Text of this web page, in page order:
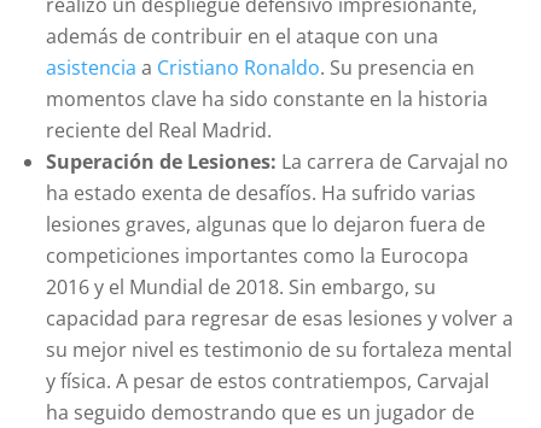
realizó un despliegue defensivo impresionante,
además de contribuir en el ataque con una
asistencia a Cristiano Ronaldo. Su presencia en
momentos clave ha sido constante en la historia
reciente del Real Madrid.
Superación de Lesiones: La carrera de Carvajal no
ha estado exenta de desafíos. Ha sufrido varias
lesiones graves, algunas que lo dejaron fuera de
competiciones importantes como la Eurocopa
2016 y el Mundial de 2018. Sin embargo, su
capacidad para regresar de esas lesiones y volver a
su mejor nivel es testimonio de su fortaleza mental
y física. A pesar de estos contratiempos, Carvajal
ha seguido demostrando que es un jugador de